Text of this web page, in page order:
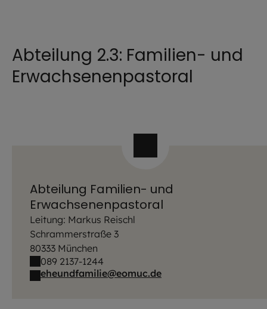
Abteilung 2.3: Familien- und
Erwachsenenpastoral
Abteilung Familien- und
Erwachsenenpastoral
Leitung: Markus Reischl
Schrammerstraße 3
80333 München
089 2137-1244
eheundfamilie@eomuc.de